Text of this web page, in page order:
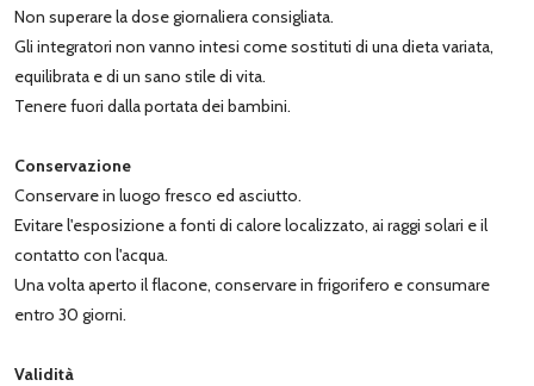
Non superare la dose giornaliera consigliata.
Gli integratori non vanno intesi come sostituti di una dieta variata,
equilibrata e di un sano stile di vita.
Tenere fuori dalla portata dei bambini.
Conservazione
Conservare in luogo fresco ed asciutto.
Evitare l'esposizione a fonti di calore localizzato, ai raggi solari e il
contatto con l'acqua.
Una volta aperto il flacone, conservare in frigorifero e consumare
entro 30 giorni.
Validità